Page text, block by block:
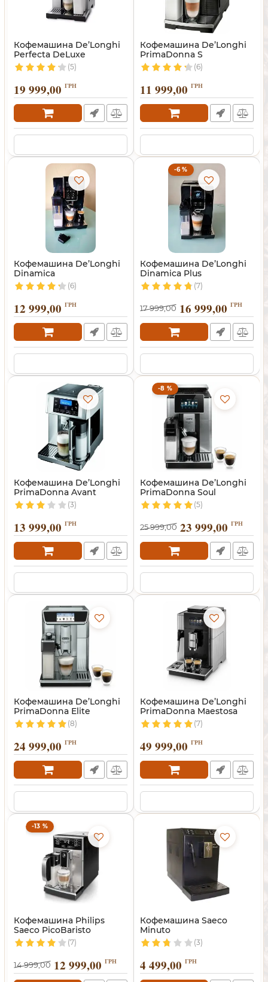
Кофемашина De’Longhi
Perfecta DeLuxe
(5)
19 999,00 ГРН
Кофемашина De’Longhi
PrimaDonna S
(6)
11 999,00 ГРН
Кофемашина De’Longhi
Dinamica
(6)
12 999,00 ГРН
-6 %
Кофемашина De’Longhi
Dinamica Plus
(7)
17 999,00 16 999,00 ГРН
Кофемашина De’Longhi
PrimaDonna Avant
(3)
13 999,00 ГРН
-8 %
Кофемашина De’Longhi
PrimaDonna Soul
(5)
25 999,00 23 999,00 ГРН
Кофемашина De’Longhi
PrimaDonna Elite
(8)
24 999,00 ГРН
Кофемашина De’Longhi
PrimaDonna Maestosa
(7)
49 999,00 ГРН
-13 %
Кофемашина Philips
Saeco PicoBaristo
(7)
14 999,00 12 999,00 ГРН
Кофемашина Saeco
Minuto
(3)
4 499,00 ГРН